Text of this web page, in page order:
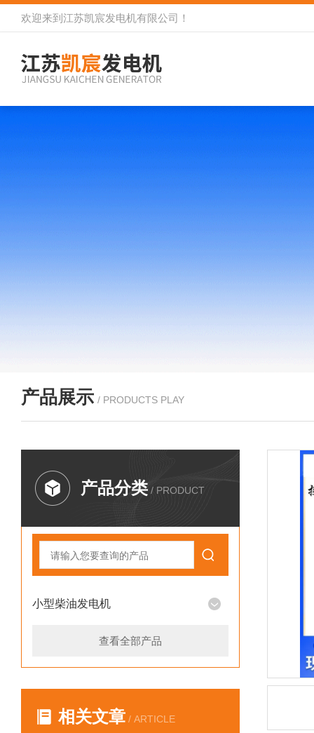
欢迎来到 江苏凯宸发电机有限公司 ！
产品展示 / PRODUCTS PLAY
产品分类 / PRODUCT
小型柴油发电机
查看全部产品
相关文章 / ARTICLE